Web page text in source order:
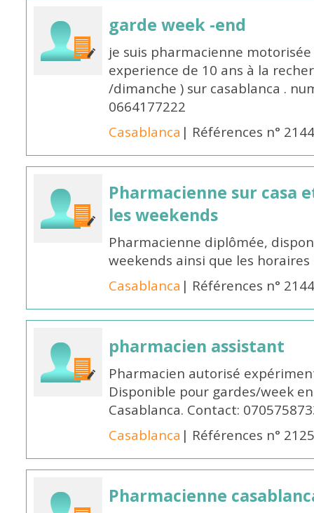
garde week -end
je suis pharmacienne
experience de 10 ans à la
/dimanche ) sur casablanca .
0664177222
Casablanca | Références n°
Pharmacienne sur casa
les weekends
Pharmacienne diplômée,
weekends ainsi que les
Casablanca | Références n°
pharmacien assistant
Pharmacien autorisé
Disponible pour gardes/week
Casablanca. Contact:
Casablanca | Références n°
Pharmacienne